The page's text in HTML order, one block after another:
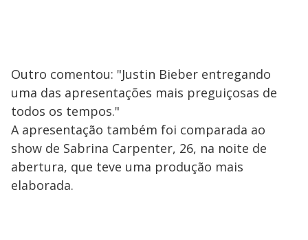
Outro comentou: "Justin Bieber entregando
uma das apresentações mais preguiçosas de
todos os tempos."
A apresentação também foi comparada ao
show de Sabrina Carpenter, 26, na noite de
abertura, que teve uma produção mais
elaborada.